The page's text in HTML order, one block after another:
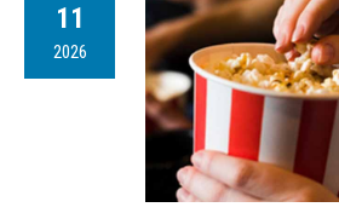
11
2026